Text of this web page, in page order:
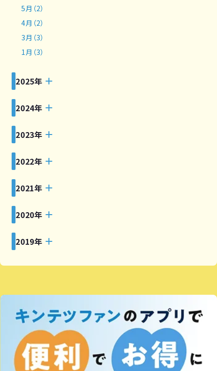
5月（2）
4月（2）
3月（3）
1月（3）
2025年
2024年
2023年
2022年
2021年
2020年
2019年